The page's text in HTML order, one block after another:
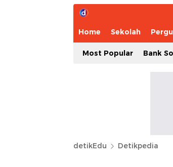
Home Sekolah
Most Popular Bank
detikEdu Detikpedia